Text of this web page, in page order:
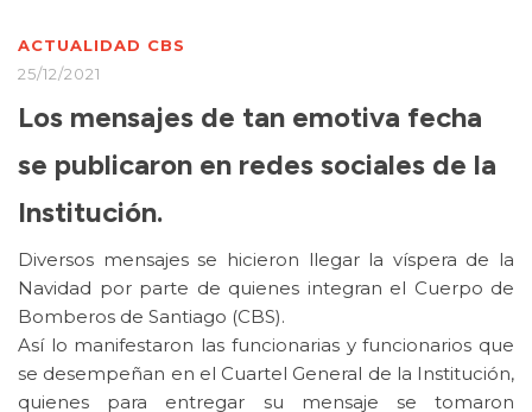
ACTUALIDAD CBS
25/12/2021
Los mensajes de tan emotiva fecha
se publicaron en redes sociales de la
Institución.
Diversos mensajes se hicieron llegar la víspera de la
Navidad por parte de quienes integran el Cuerpo de
Bomberos de Santiago (CBS).
Así lo manifestaron las funcionarias y funcionarios que
se desempeñan en el Cuartel General de la Institución,
quienes para entregar su mensaje se tomaron